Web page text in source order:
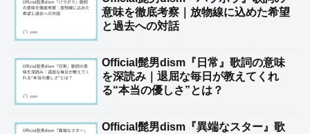
意味を徹底考察｜放物線に込めた希望
と過去への対話
Official髭男dism『日常』歌詞の意味
を深読み｜退屈な毎日が教えてくれ
る“本当の優しさ”とは？
Official髭男dism『異端なスター』歌